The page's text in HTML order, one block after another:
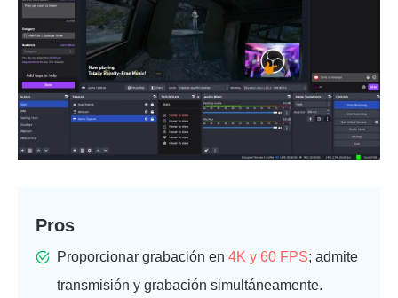
Pros
Proporcionar grabación en 4K y 60 FPS; admite
transmisión y grabación simultáneamente.